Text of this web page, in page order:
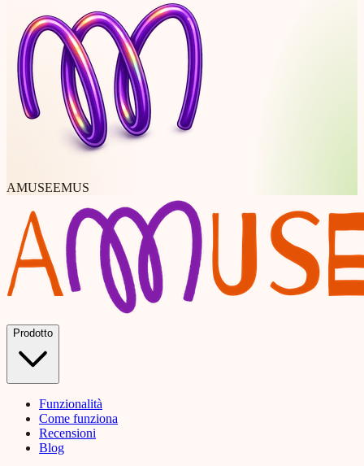
AMUSEEMUS
Prodotto
Funzionalità
Come funziona
Recensioni
Blog